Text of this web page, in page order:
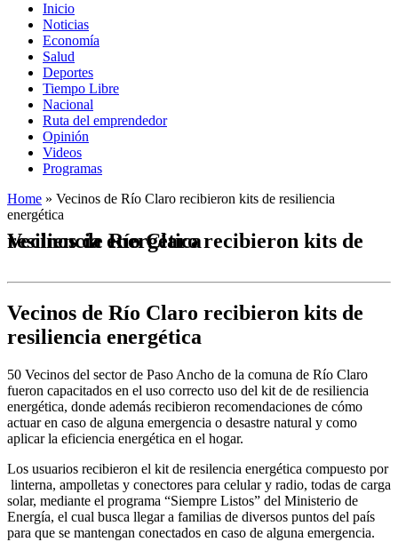
Inicio
Noticias
Economía
Salud
Deportes
Tiempo Libre
Nacional
Ruta del emprendedor
Opinión
Videos
Programas
Home » Vecinos de Río Claro recibieron kits de resiliencia
energética
Vecinos de Río Claro recibieron kits de resiliencia energética
Vecinos de Río Claro recibieron kits de
resiliencia energética
50 Vecinos del sector de Paso Ancho de la comuna de Río Claro
fueron capacitados en el uso correcto uso del kit de de resiliencia
energética, donde además recibieron recomendaciones de cómo
actuar en caso de alguna emergencia o desastre natural y como
aplicar la eficiencia energética en el hogar.
Los usuarios recibieron el kit de resilencia energética compuesto por
linterna, ampolletas y conectores para celular y radio, todas de carga
solar, mediante el programa “Siempre Listos” del Ministerio de
Energía, el cual busca llegar a familias de diversos puntos del país
para que se mantengan conectados en caso de alguna emergencia.